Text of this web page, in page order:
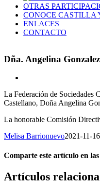
OTRAS
CONOCE CASTILLA
ENLACES
CONTACTO
Dña. Angelina
más
grande
La Federación de Sociedades
Castellano, Doña Angelina
La honorable Comisión
Melisa Barrionuevo2021-11-
Comparte este artículo en las
Facebook
X
Reddit
LinkedIn
Pinterest
Vk
Artículos